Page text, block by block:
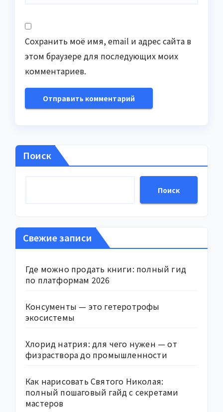
Сохранить моё имя, email и адрес сайта в
этом браузере для последующих моих
комментариев.
Поиск
Поиск
Свежие записи
Где можно продать книги: полный гид
по платформам 2026
Консументы — это гетеротрофы
экосистемы
Хлорид натрия: для чего нужен — от
физраствора до промышленности
Как нарисовать Святого Николая:
полный пошаговый гайд с секретами
мастеров